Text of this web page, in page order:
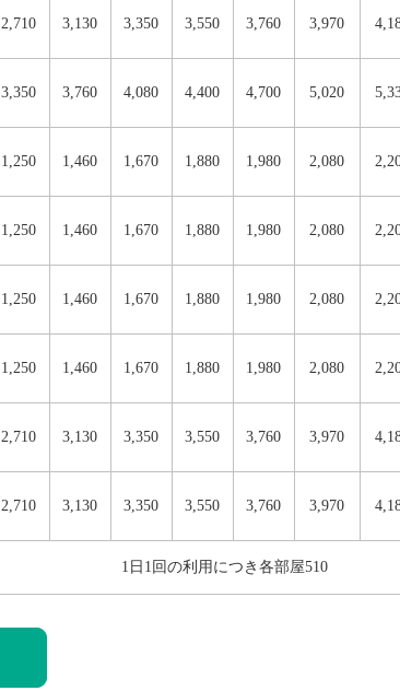
2,710 3,130 3,350 3,550 3,760 3,970
3,350 3,760 4,080 4,400 4,700 5,020
1,250 1,460 1,670 1,880 1,980 2,080
1,250 1,460 1,670 1,880 1,980 2,080
1,250 1,460 1,670 1,880 1,980 2,080
1,250 1,460 1,670 1,880 1,980 2,080
2,710 3,130 3,350 3,550 3,760 3,970
2,710 3,130 3,350 3,550 3,760 3,970
1日1回の利用につき各部屋510